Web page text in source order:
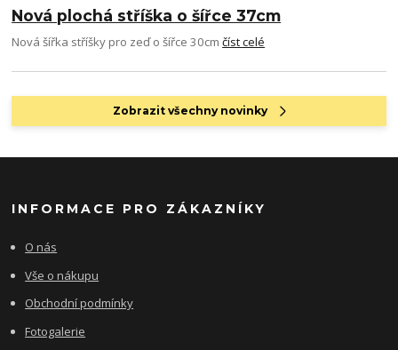
Nová plochá stříška o šířce 37cm
Nová šířka stříšky pro zeď o šířce 30cmčíst celé
Zobrazit všechny novinky
INFORMACE PRO ZÁKAZNÍKY
O nás
Vše o nákupu
Obchodní podmínky
Fotogalerie